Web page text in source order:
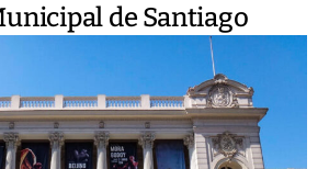
de Santiago